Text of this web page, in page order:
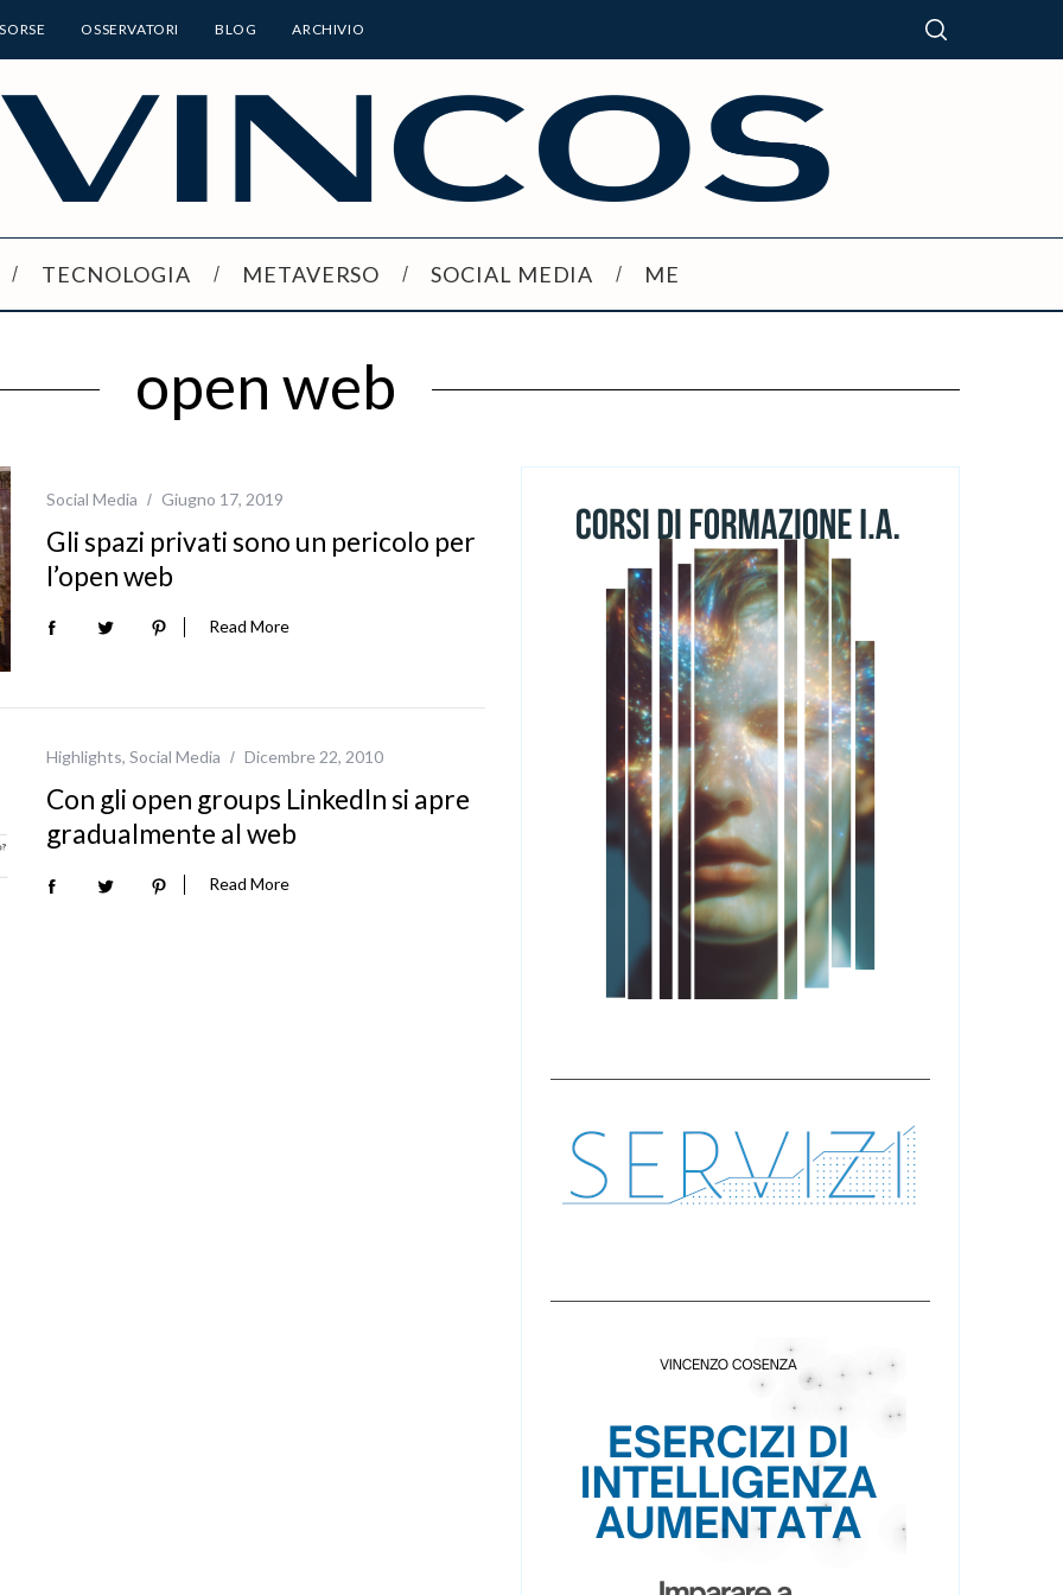
OSSERVATORI BLOG ARCHIVIO
TECNOLOGIA METAVERSO SOCIAL MEDIA ME
open web
Social Media Giugno 17, 2019
Gli spazi privati sono un pericolo per
l’open web
Read More
Highlights, Social Media Dicembre 22, 2010
Con gli open groups LinkedIn si apre
gradualmente al web
Read More